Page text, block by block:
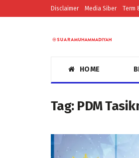
Disclaimer Media Siber Term
HOME
Tag: PDM